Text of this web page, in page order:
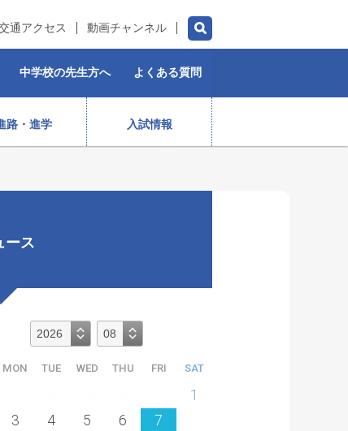
通アクセス 動画チャンネル
中学校の先生方へ よくある質問
路・進学 入試情報
紹介
・授業料等) 出身生徒データ
保育コース
ース
MON TUE WED THU FRI SAT
1
3 4 5 6 7